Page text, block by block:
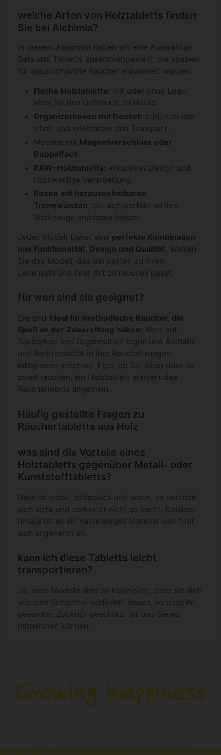
welche Arten von Holztabletts finden
Sie bei Alchimia?
In diesem Abschnitt haben wir eine Auswahl an
Sets und Tabletts zusammengestellt, die speziell
für anspruchsvolle Raucher entwickelt wurden:
Flache Holztabletts: mit oder ohne Logo,
ideal für den Gebrauch zu Hause.
Organizerboxen mit Deckel: schützen den
Inhalt und erleichtern den Transport.
Modelle mit Magnetverschluss oder
Doppelfach
RAW-Holztabletts: exklusives Design und
hochwertige Verarbeitung.
Boxen mit herausnehmbaren
Trennwänden , die sich perfekt an Ihre
Werkzeuge anpassen lassen.
Jedes Modell bietet eine perfekte Kombination
aus Funktionalität, Design und Qualität . Wählen
Sie das Modell, das am besten zu Ihrem
Lebensstil und Ihrer Art zu rauchen passt.
für wen sind sie geeignet?
Sie sind ideal für methodische Raucher, die
Spaß an der Zubereitung haben, Wert auf
Sauberkeit und Organisation legen und Ästhetik
und Funktionalität in ihre Rauchsitzungen
integrieren möchten. Egal, ob Sie allein oder zu
zweit rauchen, ein Holztablett steigert das
Raucherlebnis ungemein.
Häufig gestellte Fragen zu
Räuchertabletts aus Holz
was sind die Vorteile eines
Holztabletts gegenüber Metall- oder
Kunststofftabletts?
Holz ist stabil, ästhetisch und warm, es verzieht
sich nicht und zerkratzt nicht so leicht. Darüber
hinaus ist es ein nachhaltiges Material und fühlt
sich angenehm an.
kann ich diese Tabletts leicht
transportieren?
Ja, viele Modelle sind so konzipiert, dass sie sich
wie eine Schachtel schließen lassen, so dass Ihr
gesamtes Zubehör geschützt ist und Sie es
mitnehmen können.